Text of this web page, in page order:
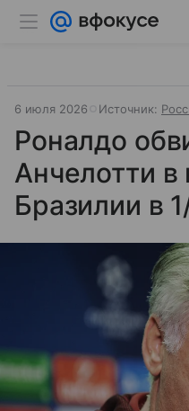
6 июля 2026 Источник:
Роналдо
Анчелотти в
Бразилии в